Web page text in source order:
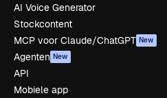
AI Voice Generator
Stockcontent
MCP voor Claude/ChatGPT New
Agenten New
API
Mobiele app